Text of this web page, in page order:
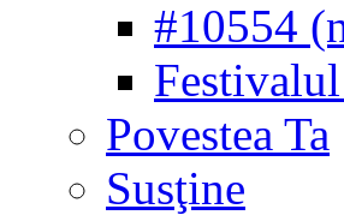
#10554
Povestea Ta
Susţine